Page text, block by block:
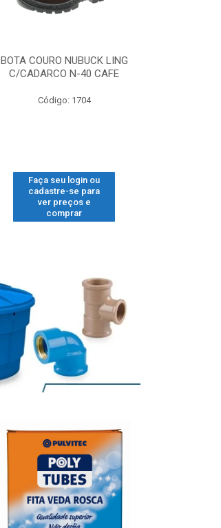
BOTA COURO NUBUCK LING
C/CADARCO N-40 CAFE
Código: 1704
Faça seu login ou
cadastre-se para
ver preços e
comprar